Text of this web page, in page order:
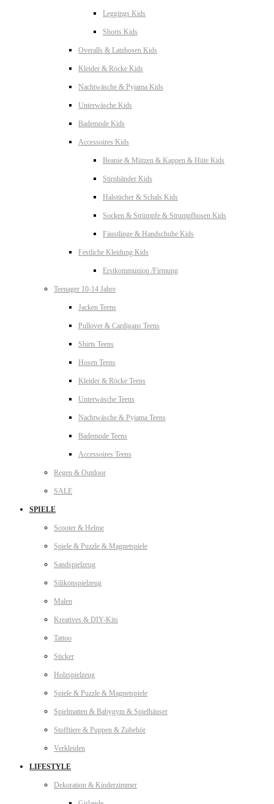
Leggings Kids
Shorts Kids
Overalls & Latzhosen Kids
Kleider & Röcke Kids
Nachtwäsche & Pyjama Kids
Unterwäsche Kids
Bademode Kids
Accessoires Kids
Beanie & Mützen & Kappen & Hüte Kids
Stirnbänder Kids
Halstücher & Schals Kids
Socken & Strümpfe & Strumpfhosen Kids
Fäustlinge & Handschuhe Kids
Festliche Kleidung Kids
Erstkommunion /Firmung
Teenager 10-14 Jahre
Jacken Teens
Pullover & Cardigans Teens
Shirts Teens
Hosen Teens
Kleider & Röcke Teens
Unterwäsche Teens
Nachtwäsche & Pyjama Teens
Bademode Teens
Accessoires Teens
Regen & Outdoor
SALE
SPIELE
Scooter & Helme
Spiele & Puzzle & Magnetspiele
Sandspielzeug
Silikonspielzeug
Malen
Kreatives & DIY-Kits
Tattoo
Sticker
Holzspielzeug
Spiele & Puzzle & Magnetspiele
Spielmatten & Babygym & Spielhäuser
Stofftiere & Puppen & Zubehör
Verkleiden
LIFESTYLE
Dekoration & Kinderzimmer